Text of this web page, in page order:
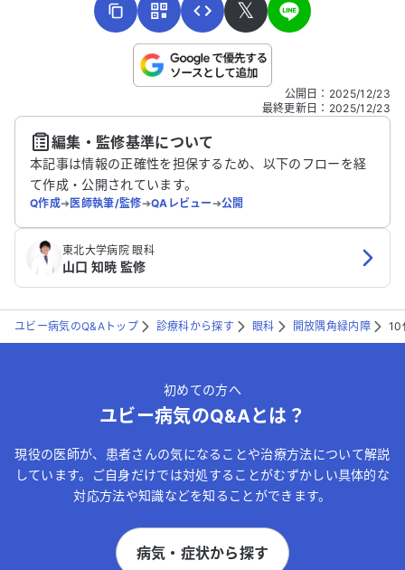
こちらは送信専用のフォームです。氏名やご自身の病気の詳細な
送信する
𝕏
公開日 ： 2025/12/23
最終更新日 ： 2025/12/23
編集・監修基準について
本記事は情報の正確性を担保するため、以下のフローを経
て作成・公開されています。
Q作成➔医師執筆/監修➔QAレビュー➔公開
東北大学病院 眼科
山口 知暁 監修
ユビー病気のQ&Aトップ 診療科から探す 眼科 開放隅角緑内障 10
初めての方へ
ユビー病気のQ&Aとは？
現役の医師が、患者さんの気になることや治療方法について解説
しています。ご自身だけでは対処することがむずかしい具体的な
対応方法や知識などを知ることができます。
病気・症状から探す